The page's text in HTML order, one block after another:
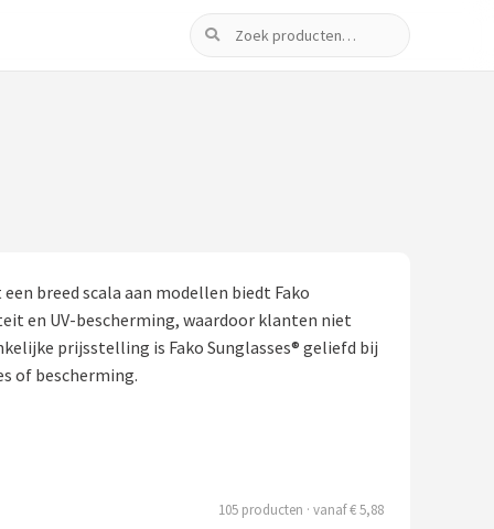
Zoeken
breed scala aan modellen biedt Fako
en UV-bescherming, waardoor klanten niet
prijsstelling is Fako Sunglasses® geliefd bij
of bescherming.
105 producten · vanaf € 5,88